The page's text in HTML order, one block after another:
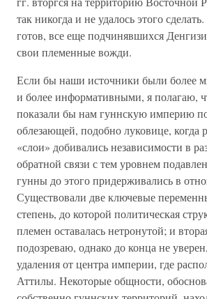
так никогда и не удалось этого
готов, все еще подчинявшихся
свои племенные вожди.
Если бы наши источники были более
и более информативными, я полагаю,
показали бы нам гуннскую империю
облезающей, подобно луковице, когда
«слои» добивались независимости в
обратной связи с тем уровнем
гунны до этого придерживались в
Существовали две ключевые
степень, до которой политическая
племен оставалась нетронутой; и
подозреваю, однако до конца не
удаления от центра империи, где
Аттилы. Некоторые общности,